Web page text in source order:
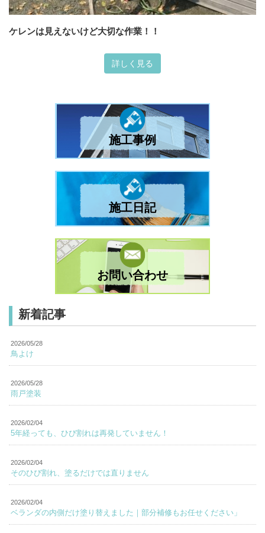
ケレンは見えないけど大切な作業！！
詳しく見る
施工事例
施工日記
お問い合わせ
新着記事
2026/05/28
鳥よけ
2026/05/28
雨戸塗装
2026/02/04
5年経っても、ひび割れは再発していません！
2026/02/04
そのひび割れ、塗るだけでは直りません
2026/02/04
ベランダの内側だけ塗り替えました｜部分補修もお任せください」